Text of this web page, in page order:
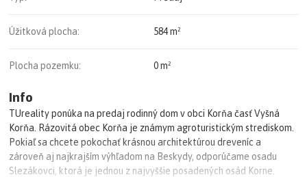
Úžitková plocha: 584 m²
Plocha pozemku: 0 m²
Info
TUreality ponúka na predaj rodinný dom v obci Korňa časť Vyšná
Korňa. Rázovitá obec Korňa je známym agroturistickým strediskom.
Pokiaľ sa chcete pokochať krásnou architektúrou dreveníc a
zároveň aj najkrajším výhľadom na Beskydy, odporúčame osadu
Slezákovci, ktorá je jednou z najvyššie posadených osád Korne.